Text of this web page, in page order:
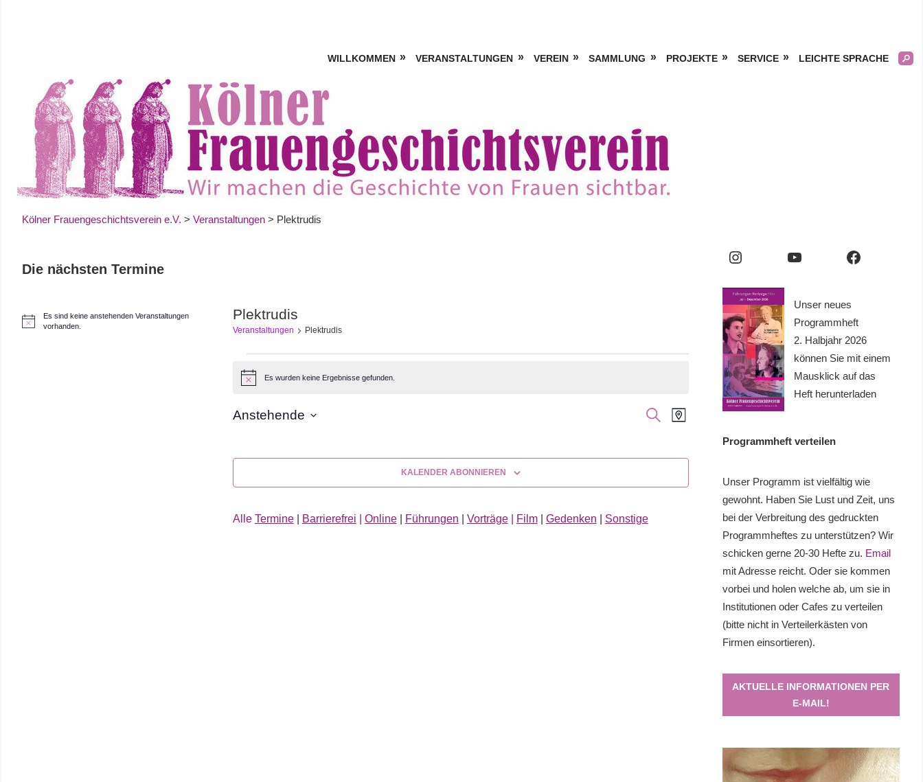
WILLKOMMEN VERANSTALTUNGEN VEREIN SAMMLUNG PROJEKTE SERVICE LEICHTE SPRACHE
Kölner Frauengeschichtsverein e.V. > Veranstaltungen > Plektrudis
Plektrudis
Veranstaltungen Plektrudis
Veranstaltungen
HinweisEs wurden keine Ergebnisse gefunden.
Veranstaltungen
Ansichten,
Navigation
SUCHEVeranstaltung
Ansichten-
Navigation
KARTE
Anstehende
KALENDER ABONNIEREN
Alle Termine| Barrierefrei Online| Führungen Vorträge| Film| Gedenken Sonstige
Die nächsten Termine
H
Es sind keine anstehenden Veranstaltungen
vorhanden.
Instagram YouTube Facebook
Unser neues
Programmheft
2. Halbjahr 2026
können Sie mit einem
Mausklick auf das
Heft herunterladen
Programmheft verteilen
Unser Programm ist vielfältig wie
gewohnt. Haben Sie Lust und Zeit, uns
bei der Verbreitung des gedruckten
Programmheftes zu unterstützen? Wir
schicken gerne 20-30 Hefte zu. Email
mit Adresse reicht. Oder sie kommen
vorbei und holen welche ab, um sie in
Institutionen oder Cafes zu verteilen
(bitte nicht in Verteilerkästen von
Firmen einsortieren).
AKTUELLE INFORMATIONEN PER
E-MAIL!